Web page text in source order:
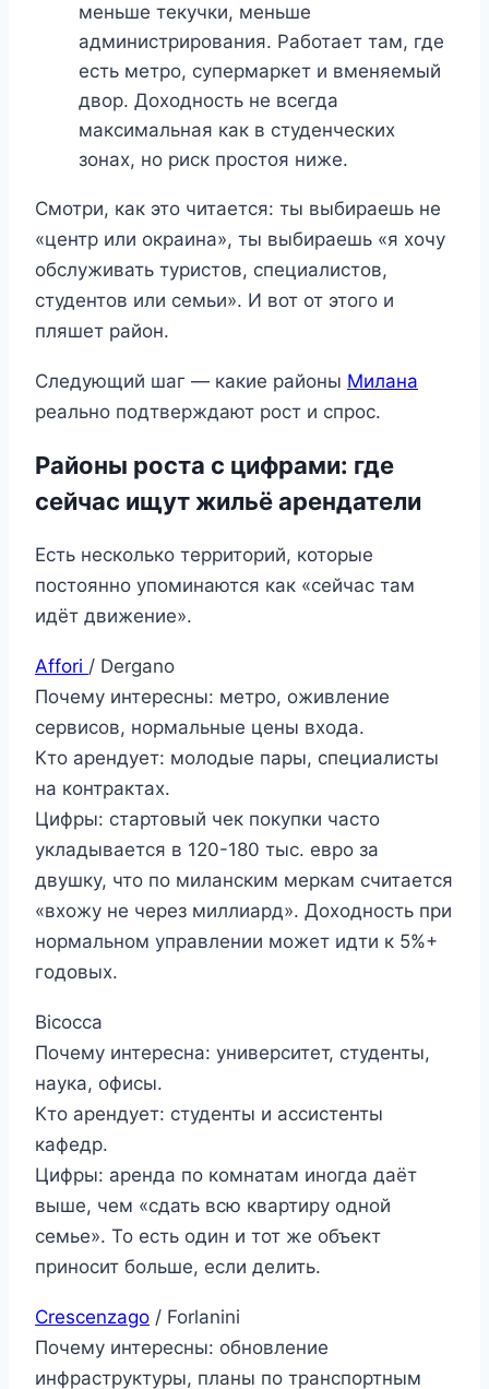
меньше текучки, меньше
администрирования. Работает там, где
есть метро, супермаркет и вменяемый
двор. Доходность не всегда
максимальная как в студенческих
зонах, но риск простоя ниже.
Смотри, как это читается: ты выбираешь не
«центр или окраина», ты выбираешь «я хочу
обслуживать туристов, специалистов,
студентов или семьи». И вот от этого и
пляшет район.
Следующий шаг — какие районы Милана
реально подтверждают рост и спрос.
Районы роста с цифрами: где
сейчас ищут жильё арендатели
Есть несколько территорий, которые
постоянно упоминаются как «сейчас там
идёт движение».
Affori / Dergano
Почему интересны: метро, оживление
сервисов, нормальные цены входа.
Кто арендует: молодые пары, специалисты
на контрактах.
Цифры: стартовый чек покупки часто
укладывается в 120-180 тыс. евро за
двушку, что по миланским меркам считается
«вхожу не через миллиард». Доходность при
нормальном управлении может идти к 5%+
годовых.
Bicocca
Почему интересна: университет, студенты,
наука, офисы.
Кто арендует: студенты и ассистенты
кафедр.
Цифры: аренда по комнатам иногда даёт
выше, чем «сдать всю квартиру одной
семье». То есть один и тот же объект
приносит больше, если делить.
Crescenzago / Forlanini
Почему интересны: обновление
инфраструктуры, планы по транспортным